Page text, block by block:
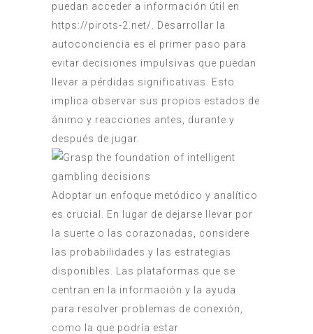
puedan acceder a información útil en
https://pirots-2.net/
. Desarrollar la
autoconciencia es el primer paso para
evitar decisiones impulsivas que puedan
llevar a pérdidas significativas. Esto
implica observar sus propios estados de
ánimo y reacciones antes, durante y
después de jugar.
Adoptar un enfoque metódico y analítico
es crucial. En lugar de dejarse llevar por
la suerte o las corazonadas, considere
las probabilidades y las estrategias
disponibles. Las plataformas que se
centran en la información y la ayuda
para resolver problemas de conexión,
como la que podría estar